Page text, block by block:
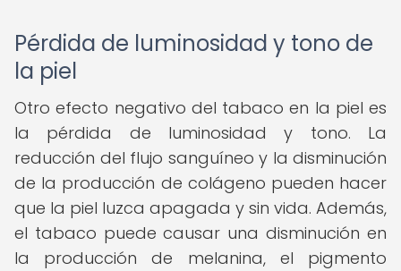
Pérdida de luminosidad y tono de
la piel
Otro efecto negativo del tabaco en la piel es
la pérdida de luminosidad y tono. La
reducción del flujo sanguíneo y la disminución
de la producción de colágeno pueden hacer
que la piel luzca apagada y sin vida. Además,
el tabaco puede causar una disminución en
la producción de melanina, el pigmento